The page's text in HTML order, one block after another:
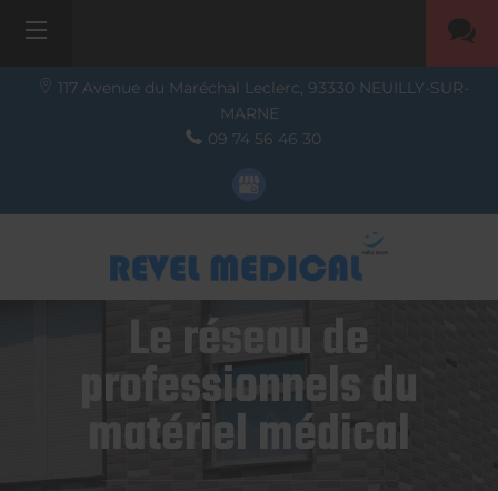
117 Avenue du Maréchal Leclerc, 93330 NEUILLY-SUR-
MARNE
09 74 56 46 30
Le réseau de
professionnels du
matériel médical